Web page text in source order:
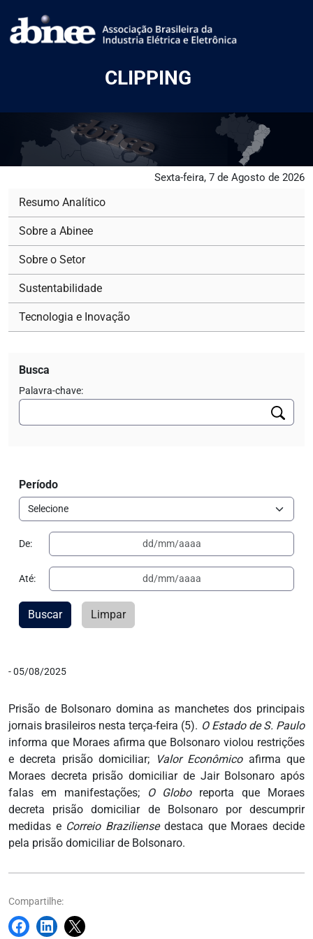
CLIPPING
Sexta-feira, 7 de Agosto de 2026
- 05/08/2025
Prisão de Bolsonaro domina as manchetes dos principais
jornais brasileiros nesta terça-feira (5). O Estado de S. Paulo
informa que Moraes afirma que Bolsonaro violou restrições
e decreta prisão domiciliar;
Valor Econômicoafirma que
Moraes decreta prisão domiciliar de Jair Bolsonaro após
falas em manifestações;
O Globoreporta que Moraes
decreta prisão domiciliar de Bolsonaro por descumprir
medidas e Correio Braziliensedestaca que Moraes decide
pela prisão domiciliar de Bolsonaro.
Compartilhe:
Resumo Analítico
Sobre a Abinee
Sobre o Setor
Sustentabilidade
Tecnologia e Inovação
Busca
Palavra-chave:
Período
De:
Até:
Buscar Limpar